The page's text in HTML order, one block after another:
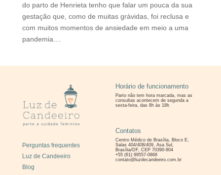
do parto de Henrieta tenho que falar um pouca da sua
gestação que, como de muitas grávidas, foi reclusa e
com muitos momentos de ansiedade em meio a uma
pandemia....
Perguntas frequentes
Luz de Candeeiro
Blog
Horário de funcionamento
Parto não tem hora marcada, mas as
consultas acontecem de segunda a
sexta-feira, das 8h às 18h
Contatos
Centro Médico de Brasília, Bloco E,
Salas 404/408/409, Asa Sul,
Brasília/DF, CEP 70390-904
+55 (61) 99557-0866
contato@luzdecandeeiro.com.br